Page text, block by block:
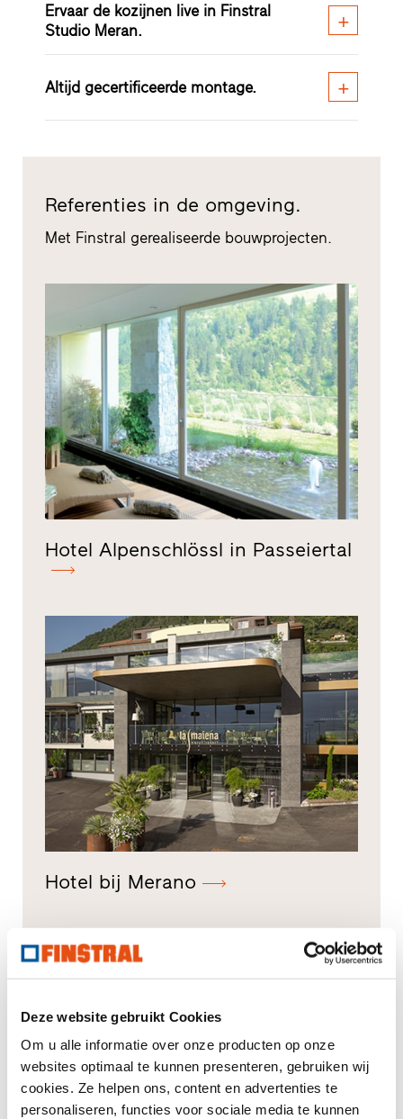
Deze website gebruikt Cookies
Om u alle informatie over onze producten op onze
websites optimaal te kunnen presenteren, gebruiken wij
cookies. Ze helpen ons, content en advertenties te
personaliseren, functies voor sociale media te kunnen
Ervaar de kozijnen live in Finstral
Studio Meran.
Altijd gecertificeerde montage.
Referenties in de omgeving.
Met Finstral gerealiseerde bouwprojecten.
Hotel Alpenschlössl in Passeiertal
Hotel bij Merano